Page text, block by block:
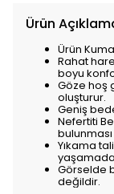
Ürün
Ürün
Rahat
boyu
Göze hoş
oluşturur.
Geniş
Nefertiti
Yıkama
Görselde
değildir.